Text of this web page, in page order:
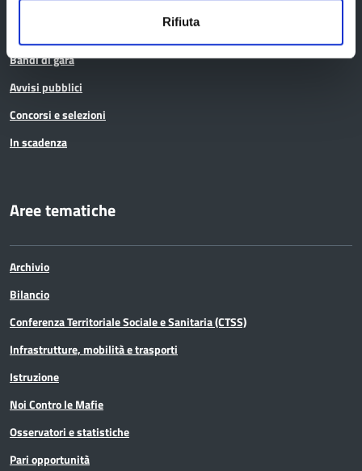
Rifiuta
Bandi di gara
Avvisi pubblici
Concorsi e selezioni
In scadenza
Aree tematiche
Archivio
Bilancio
Conferenza Territoriale Sociale e Sanitaria (CTSS)
Infrastrutture, mobilità e trasporti
Istruzione
Noi Contro le Mafie
Osservatori e statistiche
Pari opportunità